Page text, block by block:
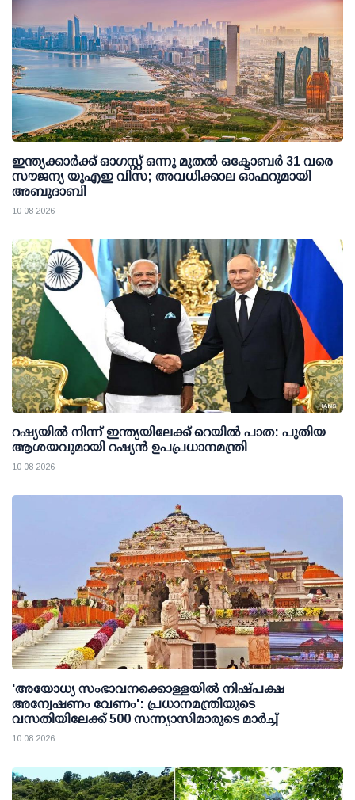
ഇന്ത്യക്കാര്‍ക്ക് ഓഗസ്റ്റ് ഒന്നു മുതല്‍ ഒക്ടോബര്‍ 31 വരെ
സൗജന്യ യുഎഇ വിസ; അവധിക്കാല ഓഫറുമായി
അബുദാബി
10 08 2026
റഷ്യയില്‍ നിന്ന് ഇന്ത്യയിലേക്ക് റെയില്‍ പാത: പുതിയ
ആശയവുമായി റഷ്യന്‍ ഉപപ്രധാനമന്ത്രി
10 08 2026
'അയോധ്യ സംഭാവനക്കൊള്ളയില്‍ നിഷ്പക്ഷ
അന്വേഷണം വേണം': പ്രധാനമന്ത്രിയുടെ
വസതിയിലേക്ക് 500 സന്ന്യാസിമാരുടെ മാര്‍ച്ച്
10 08 2026